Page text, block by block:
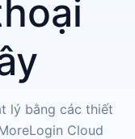
lý bằng các thiết
Cloud